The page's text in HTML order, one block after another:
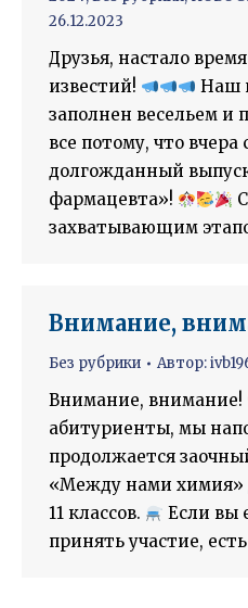
26.12.2023
Друзья, настало
известий!
Наш
заполнен весельем и
все потому, что вчера
долгожданный
фармацевта»!
захватывающим
Внимание,
Без рубрики Автор:
Внимание, внимание!
абитуриенты, мы
продолжается
«Между нами химия»
11 классов.
Если вы
принять участие,